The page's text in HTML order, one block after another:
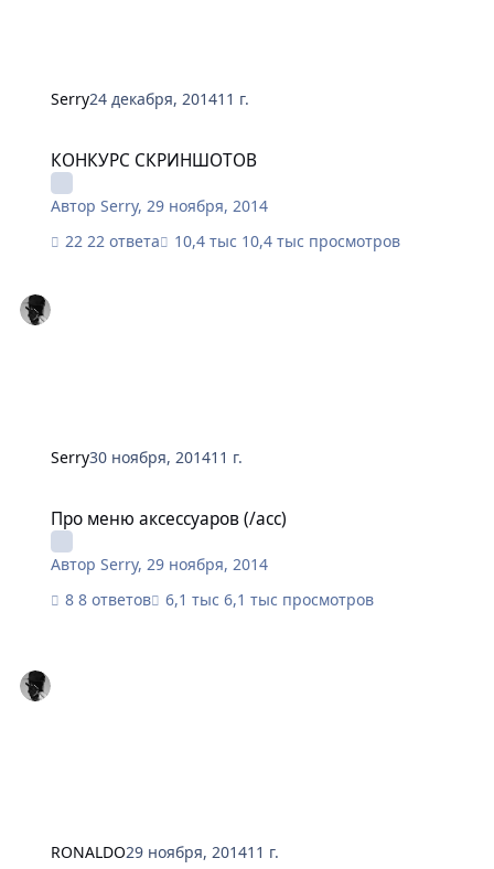
Serry24 декабря, 201411 г.
КОНКУРС СКРИНШОТОВ
АвторSerry,29 ноября, 2014
22 ответа
10,4 тыс просмотров
Serry30 ноября, 201411 г.
Про меню аксессуаров (/acc)
АвторSerry,29 ноября, 2014
8 ответов
6,1 тыс просмотров
RONALDO29 ноября, 201411 г.